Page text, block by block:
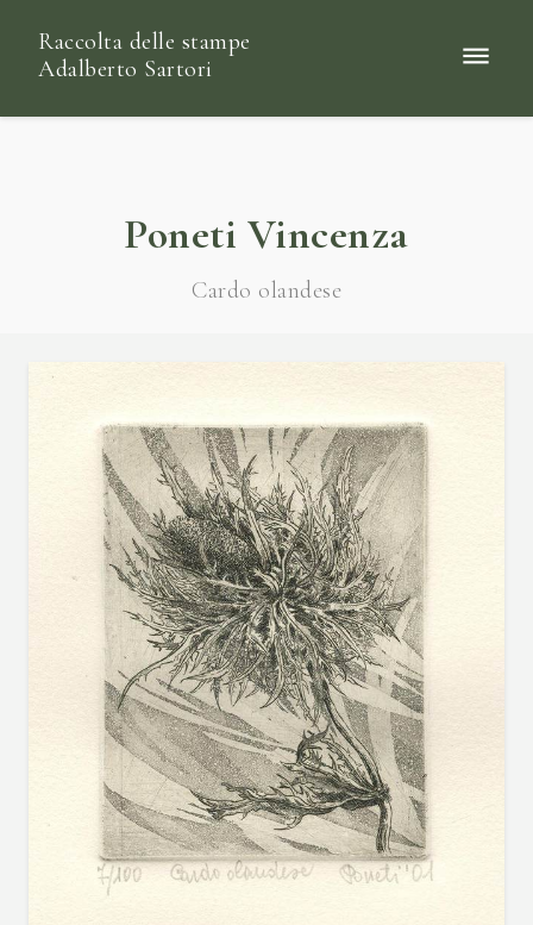
Raccolta delle stampe
Adalberto Sartori
Poneti Vincenza
Cardo olandese